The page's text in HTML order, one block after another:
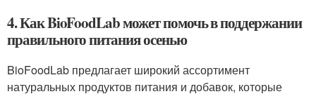
4. Как BioFoodLab может помочь в поддержании
правильного питания осенью
BioFoodLab предлагает широкий ассортимент
натуральных продуктов питания и добавок, которые